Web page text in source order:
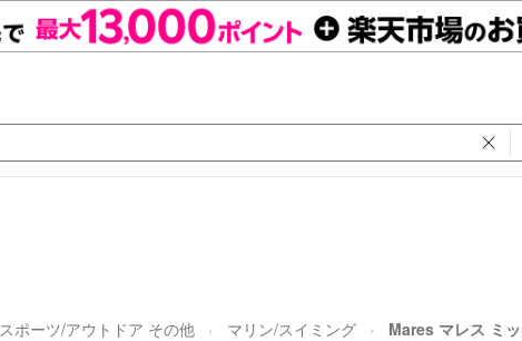
スポーツ/アウトドア その他 マリン/スイミング
Mares マレス ミ